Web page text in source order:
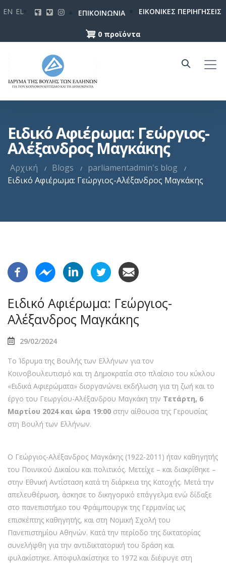
κυρίως
περιεχόμενο
EN EL ΕΠΙΚΟΙΝΩΝΙΑ ΕΙΚΟΝΙΚΕΣ ΠΕΡΙΗΓΗΣΕΙΣ
0 προϊόντα
Ειδικό Αφιέρωμα: Γεώργιος-
Αλέξανδρος Μαγκάκης
Αρχική Blogs
parliamentadmin's blog
Ειδικό Αφιέρωμα: Γεώργιος-Αλέξανδρος Μαγκάκης
Ειδικό Αφιέρωμα: Γεώργιος-
Αλέξανδρος Μαγκάκης
29/02/2024
Το Ίδρυμα της Βουλής των Ελλήνων για τον
Κοινοβουλευτισμό και τη Δημοκρατία στο πλαίσιο του κύκλου
«Ειδικά Αφιερώματα» διοργανώνει εκδήλωση για τη ζωή και το
έργο του Γεωργίου-Αλέξανδρου Μαγκάκη την Τετάρτη, 6
Μαρτίου 2024 και ώρα 19:00 στην αίθουσα της Γερουσίας
στη Βουλή των Ελλήνων.
O Γεώργιος-Αλέξανδρος Μαγκάκης (1922-2011) ήταν καθηγητής
του Ποινικού Δικαίου και πολιτικός. Μετείχε – και διακρίθηκε –
στην Εθνική Αντίσταση κατά τη διάρκεια της Κατοχής. Μετά την
απελευθέρωση, άσκησε το δικηγορικό επάγγελμα ενώ δίδαξε
στο πανεπιστήμιο του Φράιμπουργκ της Γερμανίας ως
επισκέπτης καθηγητής, και στη Νομική Σχολή του
Πανεπιστημίου Αθηνών. Κατά την περίοδο της δικτατορίας
συνελήφθη για την αντιδικτατορική του δράση και
φυλακίστηκε. Αποφυλακίστηκε το 1972 και διέφυγε στη